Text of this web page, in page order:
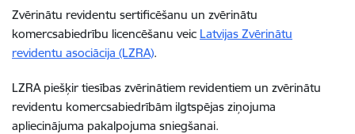
Zvērinātu revidentu sertificēšanu un zvērinātu
komercsabiedrību licencēšanu veic Latvijas Zvērinātu
revidentu asociācija (LZRA).
LZRA piešķir tiesības zvērinātiem revidentiem un zvērinātu
revidentu komercsabiedrībām ilgtspējas ziņojuma
apliecinājuma pakalpojuma sniegšanai.